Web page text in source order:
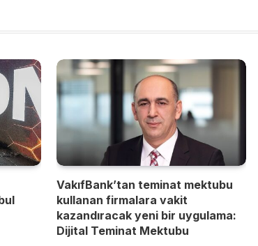
VakıfBank’tan teminat mektubu
kullanan firmalara vakit
kazandıracak yeni bir uygulama:
Dijital Teminat Mektubu